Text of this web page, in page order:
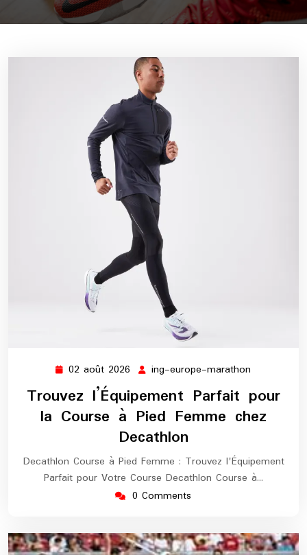
02 août 2026 02
2026
ing-europe-marathon
marathon
Trouvez l’Équipement Parfait pour
la Course à Pied Femme chez
Decathlon
Decathlon Course à Pied Femme : Trouvez l'Équipement
Parfait pour Votre Course Decathlon Course à…
0 Comments